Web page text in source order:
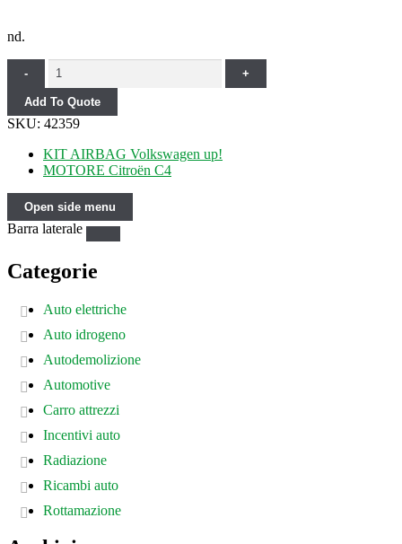
nd.
- Quantity +
Add To Quote
SKU: 42359
KIT AIRBAG Volkswagen up!
MOTORE Citroën C4
Open side menu
Barra laterale
Categorie
Auto elettriche
Auto idrogeno
Autodemolizione
Automotive
Carro attrezzi
Incentivi auto
Radiazione
Ricambi auto
Rottamazione